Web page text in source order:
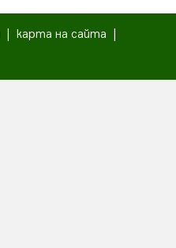
карта на сайта